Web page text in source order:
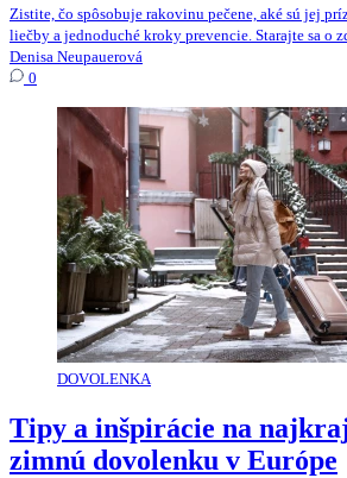
Zistite, čo spôsobuje rakovinu pečene, aké sú jej
liečby a jednoduché kroky prevencie. Starajte sa o
Denisa Neupauerová
0
DOVOLENKA
Tipy a inšpirácie na
zimnú dovolenku v Európe